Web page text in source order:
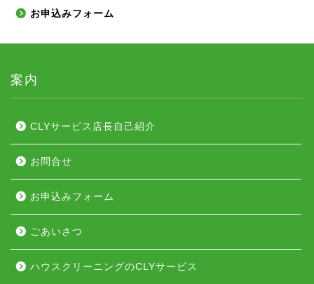
お申込みフォーム
案内
CLYサービス店長自己紹介
お問合せ
お申込みフォーム
ごあいさつ
ハウスクリーニングのCLYサービス